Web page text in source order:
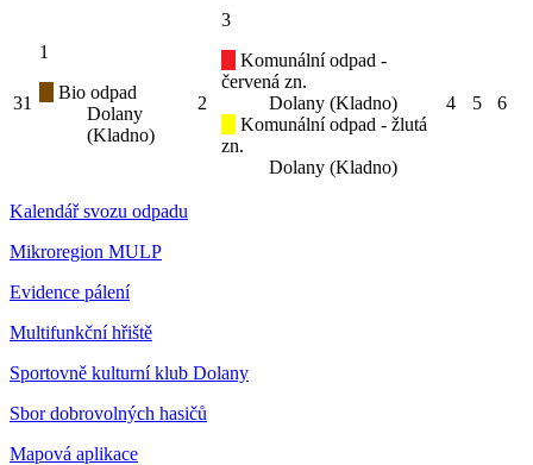
31
1
Bio odpad
Dolany
(Kladno)
2
3
Komunální odpad -
červená zn.
Dolany (Kladno)
Komunální odpad - žlutá
zn.
Dolany (Kladno)
4 5 6
Kalendář svozu odpadu
Mikroregion MULP
Evidence pálení
Multifunkční hřiště
Sportovně kulturní klub Dolany
Sbor dobrovolných hasičů
Mapová aplikace